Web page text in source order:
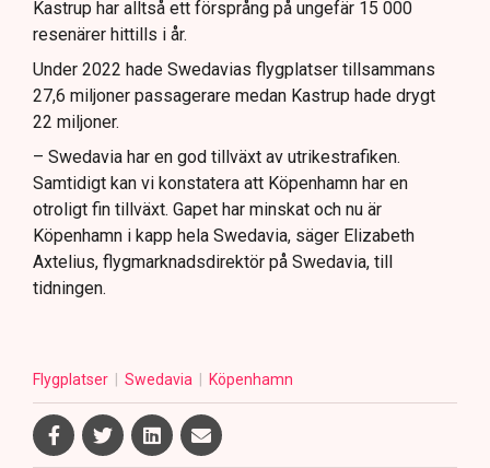
Kastrup har alltså ett försprång på ungefär 15 000
resenärer hittills i år.
Under 2022 hade Swedavias flygplatser tillsammans
27,6 miljoner passagerare medan Kastrup hade drygt
22 miljoner.
– Swedavia har en god tillväxt av utrikestrafiken.
Samtidigt kan vi konstatera att Köpenhamn har en
otroligt fin tillväxt. Gapet har minskat och nu är
Köpenhamn i kapp hela Swedavia, säger Elizabeth
Axtelius, flygmarknadsdirektör på Swedavia, till
tidningen.
Flygplatser Swedavia Köpenhamn